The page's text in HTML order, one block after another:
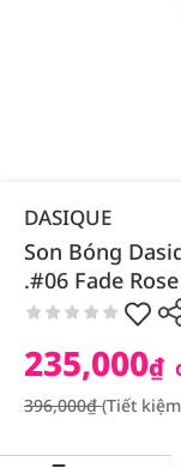
DASIQUE
Son Bóng
.#06 Fade Rose
235,000₫
396,000₫(Tiết